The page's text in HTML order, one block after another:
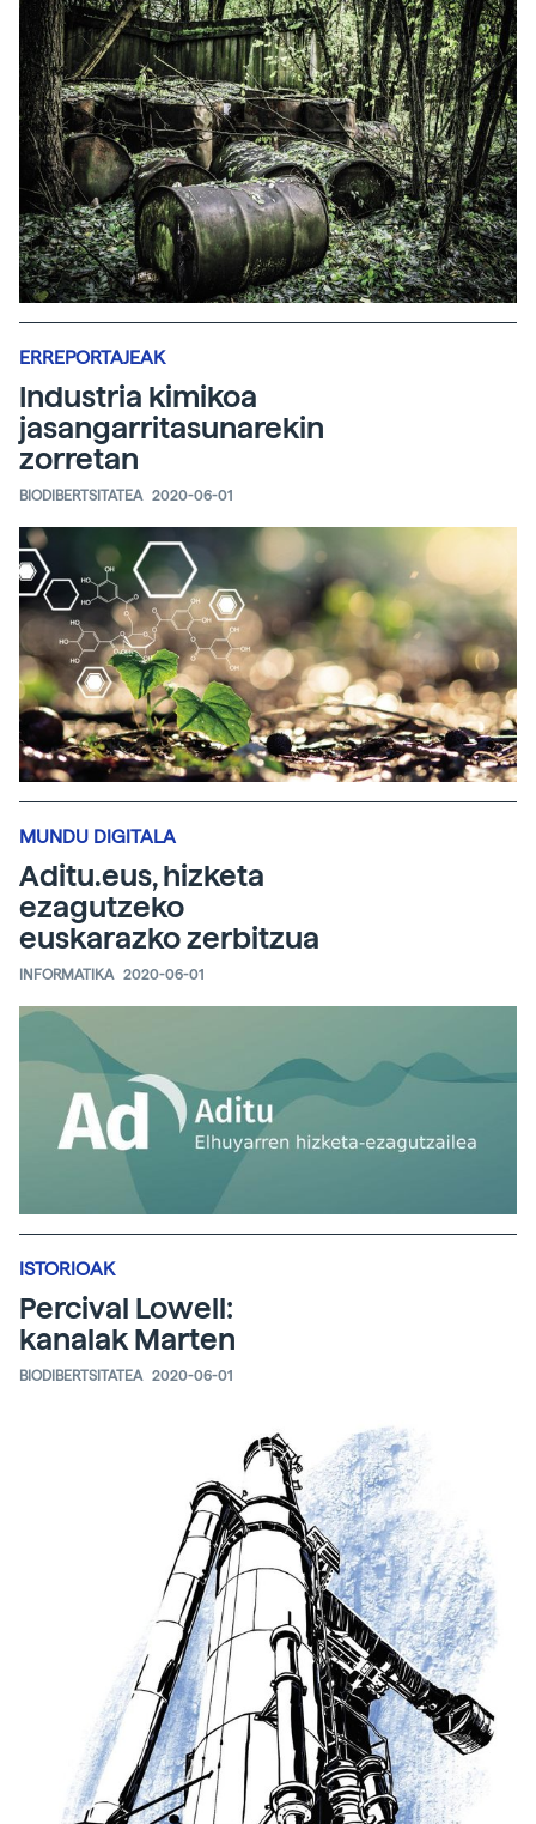
ERREPORTAJEAK
Industria kimikoa
jasangarritasunarekin
zorretan
BIODIBERTSITATEA 2020-06-01
MUNDU DIGITALA
Aditu.eus, hizketa
ezagutzeko
euskarazko zerbitzua
INFORMATIKA 2020-06-01
ISTORIOAK
Percival Lowell:
kanalak Marten
BIODIBERTSITATEA 2020-06-01